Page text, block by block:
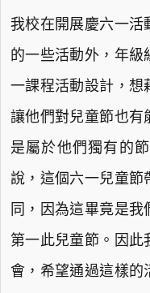
我校在開展慶六一活
的一些活動外，年
一課程活動設計，想
讓他們對兒童節也有
是屬於他們獨有的
說，這個六一兒童節
同，因為這畢竟是
第一此兒童節。因此
會，希望通過這樣的